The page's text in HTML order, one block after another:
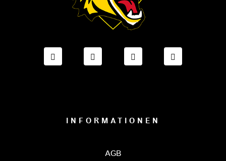
FACEBOOK ONESTO TIGERS BAYREUTH
INSTAGRAM ONESTO TIGERS
TIKTOK ONESTO
INFORMATIONEN
AGB